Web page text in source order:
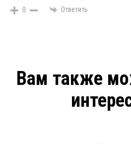
0 Ответить
Вам также